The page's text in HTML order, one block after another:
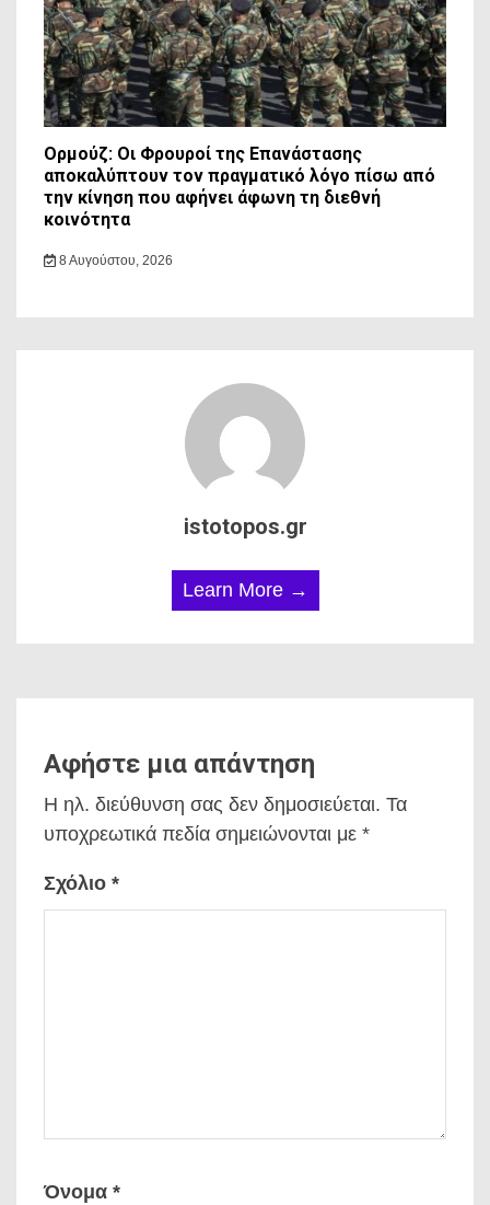
Ορμούζ: Οι Φρουροί της Επανάστασης
αποκαλύπτουν τον πραγματικό λόγο πίσω από
την κίνηση που αφήνει άφωνη τη διεθνή
κοινότητα
8 Αυγούστου, 2026
istotopos.gr
Learn More →
Αφήστε μια απάντηση
Η ηλ. διεύθυνση σας δεν δημοσιεύεται. Τα
υποχρεωτικά πεδία σημειώνονται με *
Σχόλιο *
Όνομα *